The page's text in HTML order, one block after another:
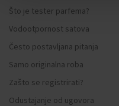
Što je tester parfema?
Vodootpornost satova
Često postavljana pitanja
Samo originalna roba
Zašto se registrirati?
Odustajanje od ugovora